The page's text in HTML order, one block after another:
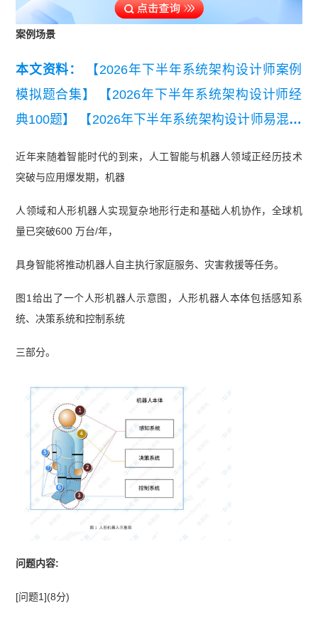
案例场景
本文资料：
【2026年下半年系统架构设计师案例
模拟题合集】
【2026年下半年系统架构设计师经
典100题】
【2026年下半年系统架构设计师易混淆
查清单】 【2026年下半年系统架构设计师三色笔
师备考前期摸底测试卷【入门自测必备】】
【202
版】 【【近7年真题】2020-2026上半年系统架构
设计师真题汇总】 【2026年5月23日架构案例分析
真题及答案解析】 【2026年5月23日架构综合知识
统架构设计师考情分析】 【2026年5月23日系统架
构设计师论文真题(考生回忆版)】
近年来随着智能时代的到来，人工智能与机器人领域正经历技术
突破与应用爆发期，机器
人领域和人形机器人实现复杂地形行走和基础人机协作，全球机
量已突破600 万台/年，
具身智能将推动机器人自主执行家庭服务、灾害救援等任务。
图1给出了一个人形机器人示意图，人形机器人本体包括感知系
统、决策系统和控制系统
三部分。
问题内容:
[问题1](8分)